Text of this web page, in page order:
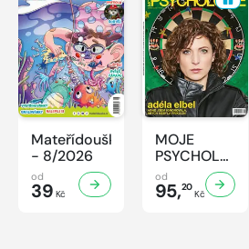
Mateřídouška
- 8/2026
od
39 Kč
MOJE
PSYCHOLOGIE
- 8/2026
od
95,20
Kč